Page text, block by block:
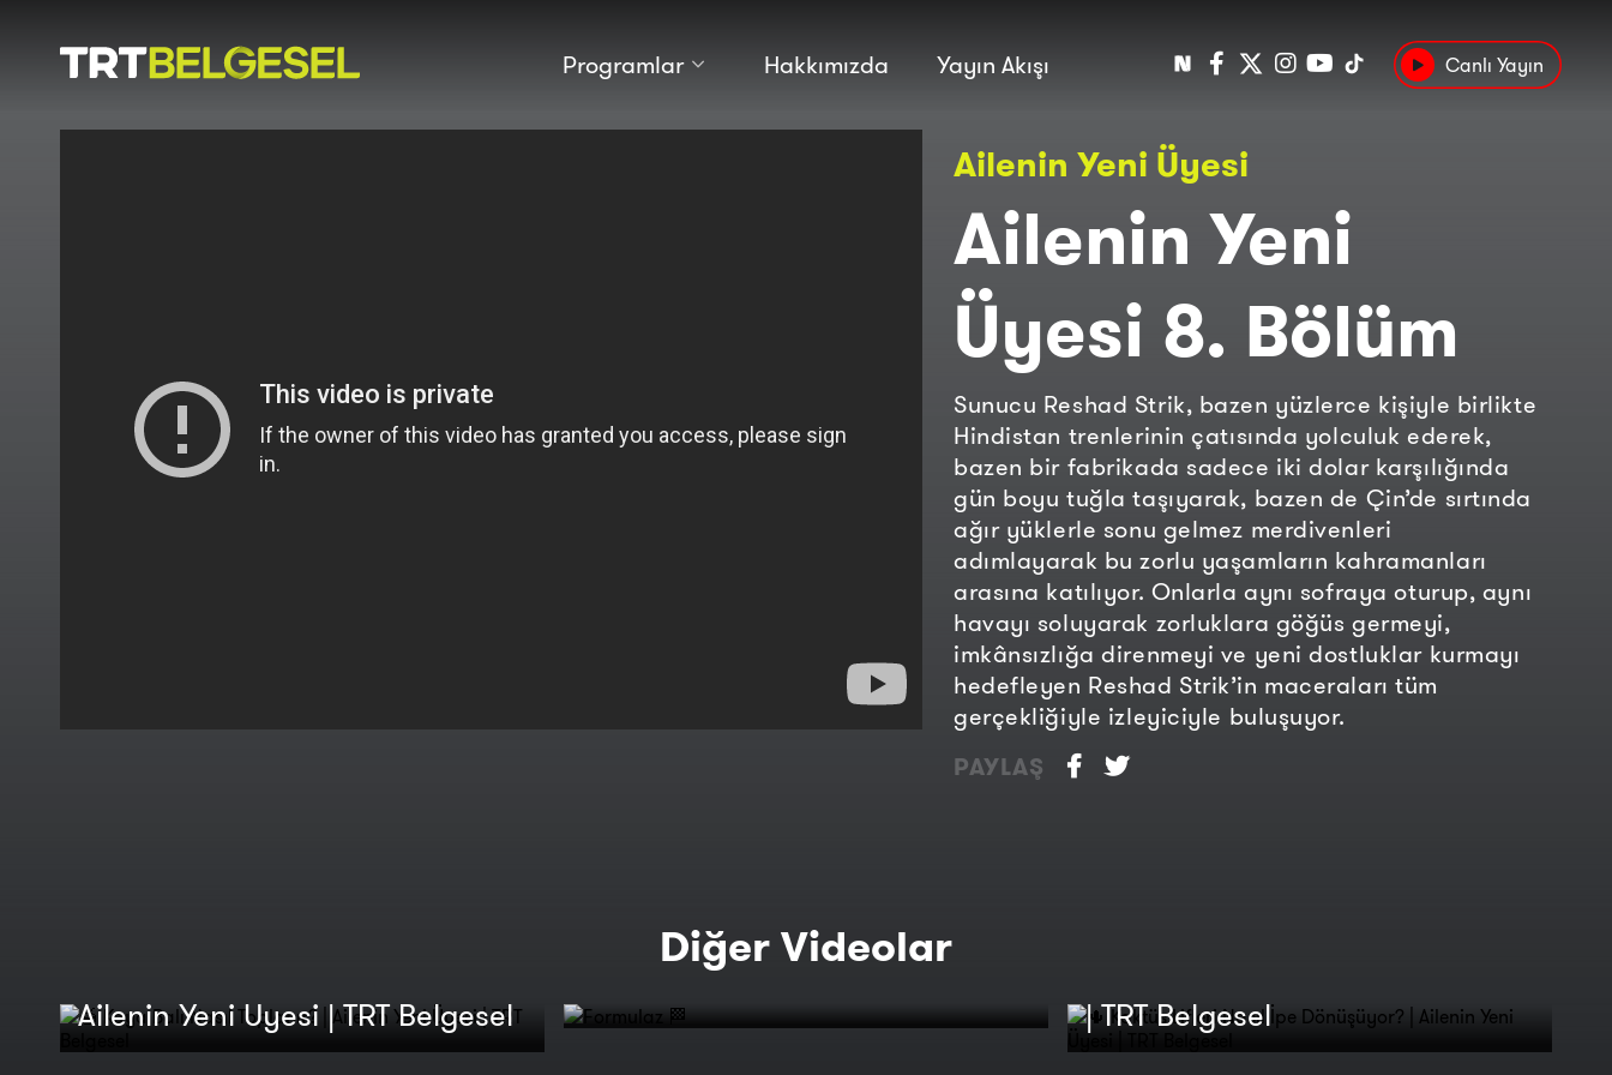
Programlar
Doğa
Macera
Popüler
Kültür
Hakkımızda Yayın Akışı Canlı Yayın
Ailenin Yeni Üyesi
Ailenin Yeni
Üyesi 8. Bölüm
Sunucu Reshad Strik, bazen yüzlerce kişiyle birlikte
Hindistan trenlerinin çatısında yolculuk ederek,
bazen bir fabrikada sadece iki dolar karşılığında
gün boyu tuğla taşıyarak, bazen de Çin’de sırtında
ağır yüklerle sonu gelmez merdivenleri
adımlayarak bu zorlu yaşamların kahramanları
arasına katılıyor. Onlarla aynı sofraya oturup, aynı
havayı soluyarak zorluklara göğüs germeyi,
imkânsızlığa direnmeyi ve yeni dostluklar kurmayı
hedefleyen Reshad Strik’in maceraları tüm
gerçekliğiyle izleyiciyle buluşuyor.
PAYLAŞ
Diğer Videolar
Ailenin Yeni Üyesi | TRT Belgesel
| TRT Belgesel
Binlerce Yıllık El Sanatı
Kayalıklardan Bal Toplamak |
Madende iftar | Ailenin Yeni
Üyesi | TRT Belgesel